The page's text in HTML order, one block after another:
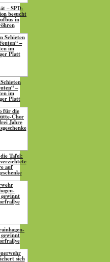
– SPD-
besucht
in
–
im
Platt
Tafel:
auf